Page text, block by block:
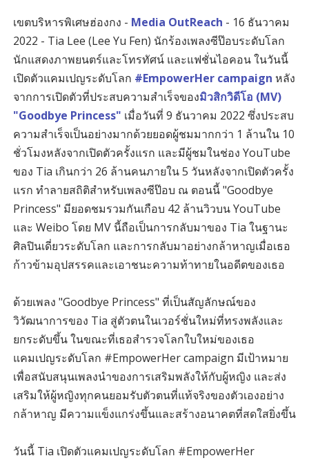
เขตบริหารพิเศษฮ่องกง - Media OutReach - 16 ธันวาคม
2022 - Tia Lee (Lee Yu Fen) นักร้องเพลงซีป๊อบระดับโลก
นักแสดงภาพยนตร์และโทรทัศน์ และแฟชั่นไอคอน ในวันนี้
เปิดตัวแคมเปญระดับโลก #EmpowerHer campaign หลัง
จากการเปิดตัวที่ประสบความสำเร็จของมิวสิกวิดีโอ (MV)
"Goodbye Princess" เมื่อวันที่ 9 ธันวาคม 2022 ซึ่งประสบ
ความสำเร็จเป็นอย่างมากด้วยยอดผู้ชมมากกว่า 1 ล้านใน 10
ชั่วโมงหลังจากเปิดตัวครั้งแรก และมีผู้ชมในช่อง YouTube
ของ Tia เกินกว่า 26 ล้านคนภายใน 5 วันหลังจากเปิดตัวครั้ง
แรก ทำลายสถิติสำหรับเพลงซีป๊อบ ณ ตอนนี้ "Goodbye
Princess" มียอดชมรวมกันเกือบ 42 ล้านวิวบน YouTube
และ Weibo โดย MV นี้ถือเป็นการกลับมาของ Tia ในฐานะ
ศิลปินเดี่ยวระดับโลก และการกลับมาอย่างกล้าหาญเมื่อเธอ
ก้าวข้ามอุปสรรคและเอาชนะความท้าทายในอดีตของเธอ
ด้วยเพลง "Goodbye Princess" ที่เป็นสัญลักษณ์ของ
วิวัฒนาการของ Tia สู่ตัวตนในเวอร์ชั่นใหม่ที่ทรงพลังและ
ยกระดับขึ้น ในขณะที่เธอสำรวจโลกใบใหม่ของเธอ
แคมเปญระดับโลก #EmpowerHer campaign มีเป้าหมาย
เพื่อสนับสนุนเพลงนำของการเสริมพลังให้กับผู้หญิง และส่ง
เสริมให้ผู้หญิงทุกคนยอมรับตัวตนที่แท้จริงของตัวเองอย่าง
กล้าหาญ มีความแข็งแกร่งขึ้นและสร้างอนาคตที่สดใสยิ่งขึ้น
วันนี้ Tia เปิดตัวแคมเปญระดับโลก #EmpowerHer